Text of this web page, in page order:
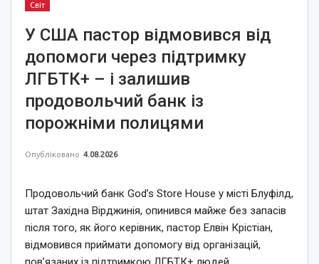
Світ
У США пастор відмовився від
допомоги через підтримку
ЛГБТК+ – і залишив
продовольчий банк із
порожніми полицями
Опубліковано 4.08.2026
Продовольчий банк God’s Store House у місті Блуфілд,
штат Західна Вірджинія, опинився майже без запасів
після того, як його керівник, пастор Елвін Крістіан,
відмовився приймати допомогу від організацій,